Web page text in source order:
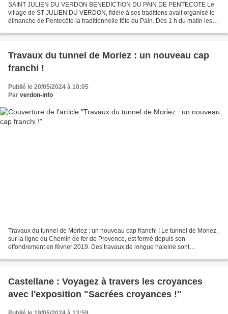
SAINT JULIEN DU VERDON BENEDICTION DU PAIN DE PENTECOTE Le
village de ST JULIEN DU VERDON, fidèle à ses traditions avait organisé le
dimanche de Pentecôte la traditionnelle fête du Pain. Dés 1 h du matin les
Travaux du tunnel de Moriez : un nouveau cap
franchi !
Publié le 20/05/2024 à 10:05
Par verdon-info
Travaux du tunnel de Moriez : un nouveau cap franchi ! Le tunnel de Moriez,
sur la ligne du Chemin de fer de Provence, est fermé depuis son
effondrement en février 2019. Des travaux de longue haleine sont
Castellane : Voyagez à travers les croyances
avec l'exposition "Sacrées croyances !"